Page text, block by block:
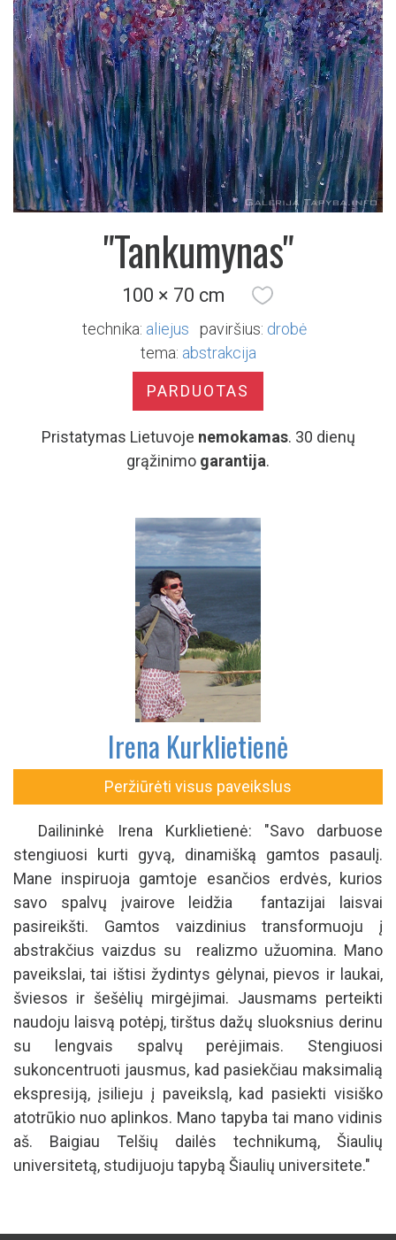
"Tankumynas"
100 × 70 cm
technika: aliejus paviršius: drobė
tema: abstrakcija
PARDUOTAS
Pristatymas Lietuvoje nemokamas. 30 dienų
grąžinimo garantija.
Irena Kurklietienė
Peržiūrėti visus paveikslus
Dailininkė Irena Kurklietienė: "Savo darbuose
stengiuosi kurti gyvą, dinamišką gamtos pasaulį.
Mane inspiruoja gamtoje esančios erdvės, kurios
savo spalvų įvairove leidžia fantazijai laisvai
pasireikšti. Gamtos vaizdinius transformuoju į
abstrakčius vaizdus su realizmo užuomina. Mano
paveikslai, tai ištisi žydintys gėlynai, pievos ir laukai,
šviesos ir šešėlių mirgėjimai. Jausmams perteikti
naudoju laisvą potėpį, tirštus dažų sluoksnius derinu
su lengvais spalvų perėjimais. Stengiuosi
sukoncentruoti jausmus, kad pasiekčiau maksimalią
ekspresiją, įsilieju į paveikslą, kad pasiekti visiško
atotrūkio nuo aplinkos. Mano tapyba tai mano vidinis
aš. Baigiau Telšių dailės technikumą, Šiaulių
universitetą, studijuoju tapybą Šiaulių universitete."